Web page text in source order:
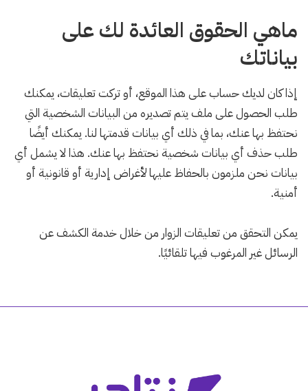
ماهي الحقوق العائدة لك على
بياناتك
إذا كان لديك حساب على هذا الموقع، أو تركت تعليقات، يمكنك
طلب الحصول على ملف يتم تصديره من البيانات الشخصية التي
نحتفظ بها عنك، بما في ذلك أي بيانات قدمتها لنا. يمكنك أيضًا
طلب حذف أي بيانات شخصية نحتفظ بها عنك. هذا لا يشمل أي
بيانات نحن ملزمون بالحفاظ عليها لأغراض إدارية أو قانونية أو
أمنية.
يمكن التحقق من تعليقات الزوار من خلال خدمة الكشف عن
الرسائل غير المرغوب فيها تلقائيًا.